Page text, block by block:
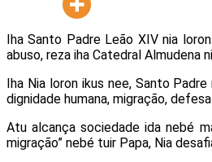
Iha Santo Padre Leão XIV nia
abuso, reza iha Catedral Almudena
Iha Nia loron ikus nee, Santo
dignidade humana, migração,
Atu alcança sociedade ida nebé
migração” nebé tuir Papa, Nia